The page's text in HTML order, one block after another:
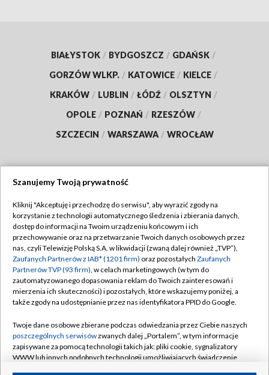
BIAŁYSTOK / BYDGOSZCZ / GDAŃSK /
GORZÓW WLKP. / KATOWICE / KIELCE /
KRAKÓW / LUBLIN / ŁÓDŹ / OLSZTYN /
OPOLE / POZNAŃ / RZESZÓW /
SZCZECIN / WARSZAWA / WROCŁAW
TVP
Abonament TVP
Emisja w TVP
Centrum informacji TVP
Naziemna Telewizja Cyfrowa
Rada Programowa
System NOS
Informacje o nadawcy
Regulamin TVP
Polityka prywatności
Moje zgody
Pomoc
Kontakt
Szanujemy Twoją prywatność
Kliknij "Akceptuję i przechodzę do serwisu", aby wyrazić zgody na
korzystanie z technologii automatycznego śledzenia i zbierania danych,
dostęp do informacji na Twoim urządzeniu końcowym i ich
przechowywanie oraz na przetwarzanie Twoich danych osobowych przez
nas, czyli Telewizję Polską S.A. w likwidacji (zwaną dalej również „TVP”),
Zaufanych Partnerów z IAB* (1201 firm) oraz pozostałych Zaufanych
Partnerów TVP (93 firm), w celach marketingowych (w tym do
zautomatyzowanego dopasowania reklam do Twoich zainteresowań i
mierzenia ich skuteczności) i pozostałych, które wskazujemy poniżej, a
także zgody na udostępnianie przez nas identyfikatora PPID do Google.
Twoje dane osobowe zbierane podczas odwiedzania przez Ciebie naszych
poszczególnych serwisówzwanych dalej „Portalem”, w tym informacje
zapisywane za pomocą technologii takich jak: pliki cookie, sygnalizatory
WWW lub innych podobnych technologii umożliwiających świadczenie